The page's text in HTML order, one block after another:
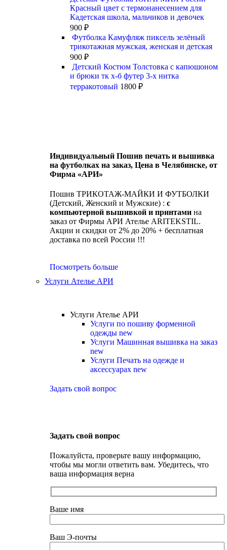
Красный цвет с термонанесением для
Кадетская школа, мальчиков и девочек
900 ₽
Футболка Камуфляж пиксель зелёный
трикотажная мужская, женская и детская
900 ₽
Детский Костюм Толстовка с капюшоном
и брюки тк х-б футер 3-х нитка
терракотовый 1800 ₽
Индивидуальный Пошив печать и вышивка
на футболках на заказ, Цена в Челябинске, от
Фирма «АРИ»
Пошив ТРИКОТАЖ-МАЙКИ И ФУТБОЛКИ
(Детский, Женский и Мужские) : с
компьютерной вышивкой и принтами на
заказ от Фирмы АРИ Ателье ARITEKSTIL.
Акции и скидки от 2% до 20% + бесплатная
доставка по всей России !!!
Посмотреть больше
Услуги Ателье АРИ
Услуги Ателье АРИ
Услуги по пошиву форменной
одежды new
Услуги Машинная вышивка на заказ
new
Услуги Печать на одежде и
аксессуарах new
Задать свой вопрос
Задать свой вопрос
Пожалуйста, проверьте вашу информацию,
чтобы мы могли ответить вам. Убедитесь, что
ваша информация верна
Ваше имя
Ваш Э-почты